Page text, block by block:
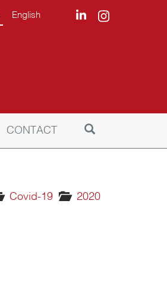
English
CONTACT
2020
Covid-19